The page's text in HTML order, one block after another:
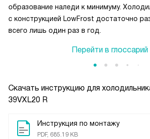
Скачать инструкцию для
39VXL20 R
Инструкция по монтажу
PDF, 685.19 KB
образование наледи к минимуму.
c конструкцией LowFrost достаточно
всего лишь один раз в год.
Перейти в глоссарий